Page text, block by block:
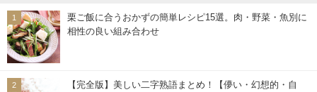
栗ご飯に合うおかずの簡単レシピ15選。肉・野菜・魚別に
相性の良い組み合わせ
【完全版】美しい二字熟語まとめ！【儚い・幻想的・自